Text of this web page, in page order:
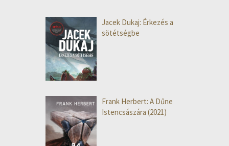
Jacek Dukaj: Érkezés a
sötétségbe
Frank Herbert: A Dűne
Istencsászára (2021)